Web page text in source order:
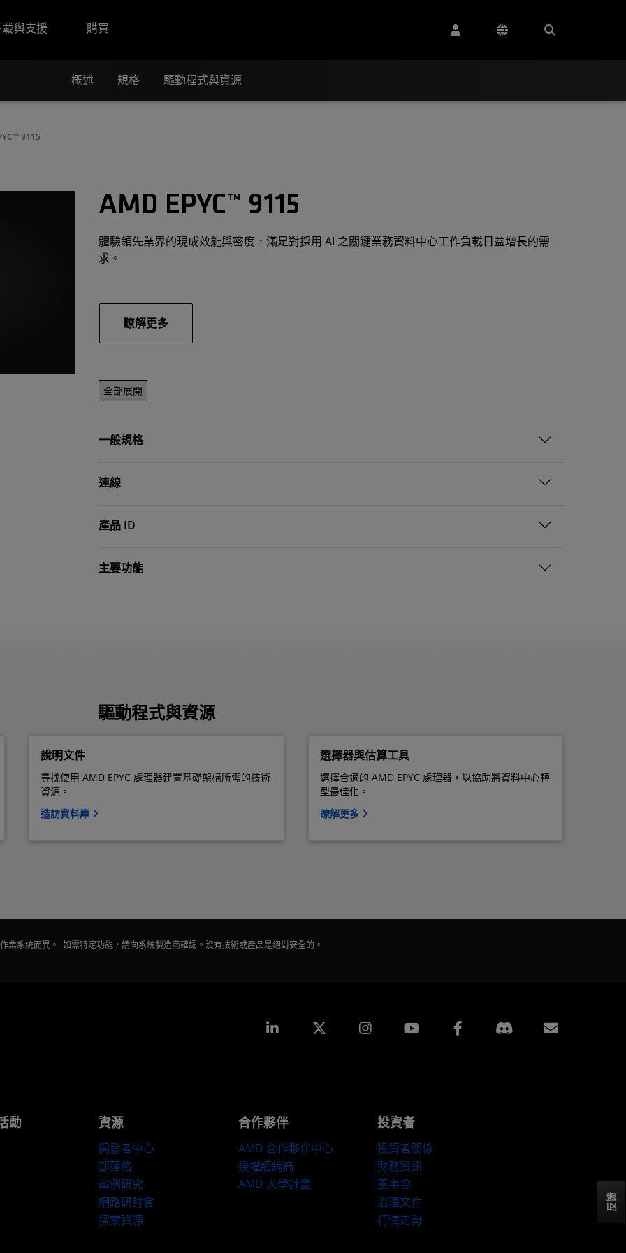
載與支援 購買
概述 規格 驅動程式與資源
9115
AMD EPYC™ 9115
體驗領先業界的現成效能與密度，滿足對採用 AI 之關鍵業務資料中心工作負載日益增長的需
求。
瞭解更多
全部展開
一般規格
連線
產品 ID
主要功能
驅動程式與資源
說明文件
尋找使用 AMD EPYC 處理器建置基礎架構所需的技術
資源。
造訪資料庫
選擇器與估算工具
選擇合適的 AMD EPYC 處理器，以協助將資料中心轉
型最佳化。
瞭解更多
系統而異。 如需特定功能，請向系統製造商確認。沒有技術或產品是絕對安全的。
Linkedin Instagram Facebook
動 資源
開發者中心
部落格
案例研究
網路研討會
探索資源
合作夥伴
AMD 合作夥伴中心
授權經銷商
AMD 大學計畫
投資者
投資者關係
財務資訊
董事會
治理文件
行情走勢
反馈